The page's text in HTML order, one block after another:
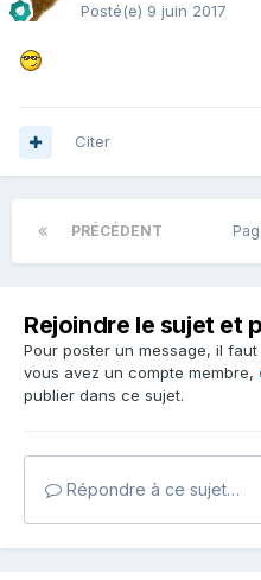
Posté(e) 9 juin 2017
Citer
PRÉCÉDENT
Rejoindre le sujet et
Pour poster un message, il
vous avez un compte membre,
publier dans ce sujet.
Répondre à ce sujet…